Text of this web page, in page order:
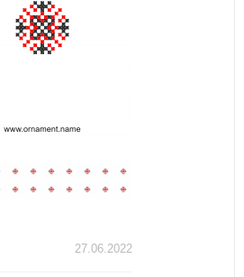
27.06.2022